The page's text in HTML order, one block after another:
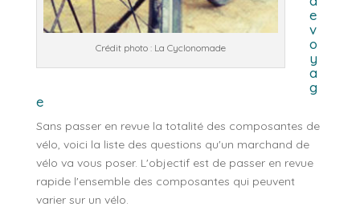
Crédit photo : La Cyclonomade
e
v
o
y
a
g
e
Sans passer en revue la totalité des composantes de
vélo, voici la liste des questions qu'un marchand de
vélo va vous poser. L'objectif est de passer en revue
rapide l'ensemble des composantes qui peuvent
varier sur un vélo.